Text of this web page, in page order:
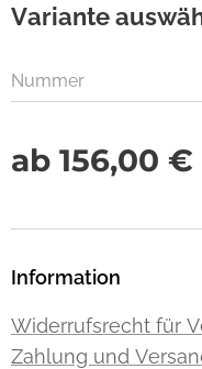
Variante
Nummer
ab 156,00 €
Information
Widerrufsrecht für
Zahlung und